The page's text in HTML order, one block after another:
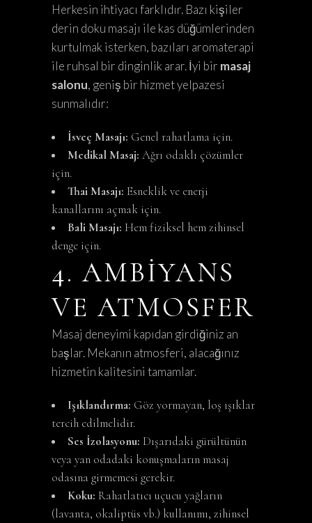
Herkesin ihtiyacı farklıdır. Bazı kişiler
derin doku masajı ile kas düğümlerinden
kurtulmak isterken, bazıları aromaterapi
ile ruhsal bir dinginlik arar. İyi bir masaj
salonu, geniş bir hizmet yelpazesi
sunmalıdır:
İsveç Masajı: Genel rahatlama için.
Medikal Masaj: Ağrı odaklı çözümler
için.
Thai Masajı: Esneklik ve enerji
kanallarını açmak için.
Bali Masajı: Hem fiziksel hem zihinsel
denge için.
4. AMBIYANS
VE ATMOSFER
Masaj deneyimi kapıdan girdiğiniz an
başlar. Mekanın atmosferi, alacağınız
hizmetin kalitesini tamamlar.
Işıklandırma: Göz yormayan, loş ışıklar
tercih edilmelidir.
Ses İzolasyonu: Dışarıdaki gürültünün
veya yan odadaki konuşmaların masaj
odasına girmemesi gerekir.
Koku: Rahatlatıcı uçucu yağların
(lavanta, okaliptüs vb.) kullanımı, zihinsel